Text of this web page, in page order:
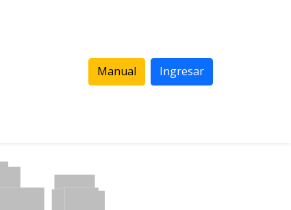
Manual Ingresar